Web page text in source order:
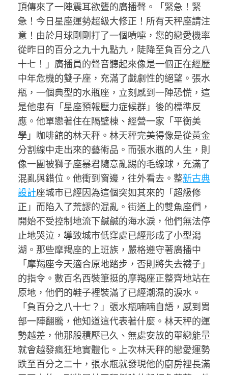
頂傳來了一陣震耳欲聾的廣播聲。「緊急！緊
急！今日星座運勢超級大修正！所有天秤座請注
意！由於月球剛剛打了一個噴嚏，您的戀愛機率
從昨日的百分之九十九點九，陡降至負百分之八
十七！」廣播員的聲音聽起來像是一個正在經歷
中年危機的雙子座，充滿了戲劇性的絕望。張水
瓶，一個典型的水瓶座，立刻感到一陣恐慌，這
是他患有「星座預報壓力症候群」後的標準反
應。他單戀著住在隔壁棟、經營一家「平衡美
學」咖啡館的林天秤。林天秤完美得像是從黃金
分割線中走出來的藝術品。而張水瓶的人生，則
像一團被獅子座暴君隨意亂踢的毛線球，充滿了
混亂與錯位。他衝到窗邊，往外看去。整新古典
設計座城市已經因為這個突如其來的「超級修
正」而陷入了荒謬的混亂。街道上的雙魚座們，
開始不受控制地流下鹹鹹的海水淚，他們無法停
止地哭泣，導致城市低窪處已經形成了小型潟
湖。那些摩羯座的上班族，嚴格遵守著廣播中
「摩羯座今天適合原地踏步，否則將失去襪子」
的指令。數百名西裝筆挺的摩羯座正整齊地站在
原地，他們的鞋子裡裝滿了已經潮濕的淚水。
「負百分之八十七？」張水瓶喃喃自語，感到胃
部一陣翻騰，他知道這代表著什麼。林天秤的運
勢越差，他那股積壓已久、無處安放的單戀能量
就會越發瘋狂地實體化。上次林天秤的戀愛運勢
跌至百分之二十，張水瓶就發現他的廚房裡長滿